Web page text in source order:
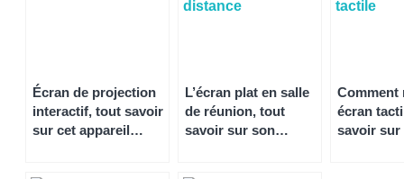
Écran de projection
interactif, tout savoir
sur cet appareil
L’écran plat en salle
de réunion, tout
savoir sur son
Comment
écran
savoir sur